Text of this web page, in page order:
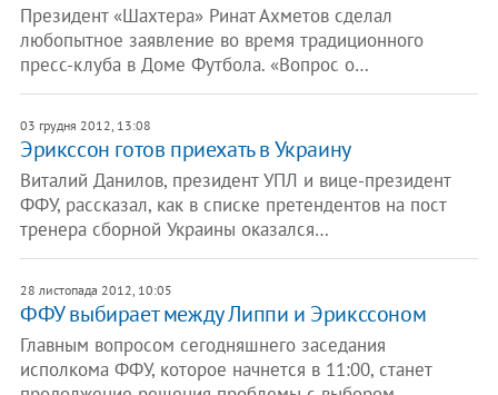
Президент «Шахтера» Ринат Ахметов сделал
любопытное заявление во время традиционного
пресс-клуба в Доме Футбола. «Вопрос о…
03 грудня 2012, 13:08
Эрикссон готов приехать в Украину
Виталий Данилов, президент УПЛ и вице-президент
ФФУ, рассказал, как в списке претендентов на пост
тренера сборной Украины оказался…
28 листопада 2012, 10:05
ФФУ выбирает между Липпи и Эрикссоном
Главным вопросом сегодняшнего заседания
исполкома ФФУ, которое начнется в 11:00, станет